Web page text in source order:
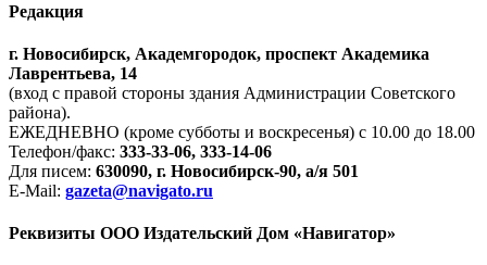
Редакция
г. Новосибирск, Академгородок, проспект Академика
Лаврентьева, 14
(вход с правой стороны здания Администрации Советского
района).
ЕЖЕДНЕВНО (кроме субботы и воскресенья) с 10.00 до 18.00
Телефон/факс: 333-33-06, 333-14-06
Для писем: 630090, г. Новосибирск-90, а/я 501
E-Mail: gazeta@navigato.ru
Реквизиты ООО Издательский Дом «Навигатор»